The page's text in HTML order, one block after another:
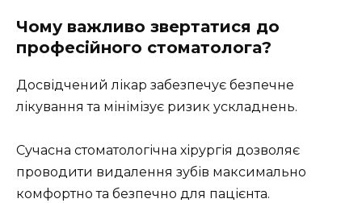
Чому важливо звертатися до
професійного стоматолога?
Досвідчений лікар забезпечує безпечне
лікування та мінімізує ризик ускладнень.
Сучасна стоматологічна хірургія дозволяє
проводити видалення зубів максимально
комфортно та безпечно для пацієнта.